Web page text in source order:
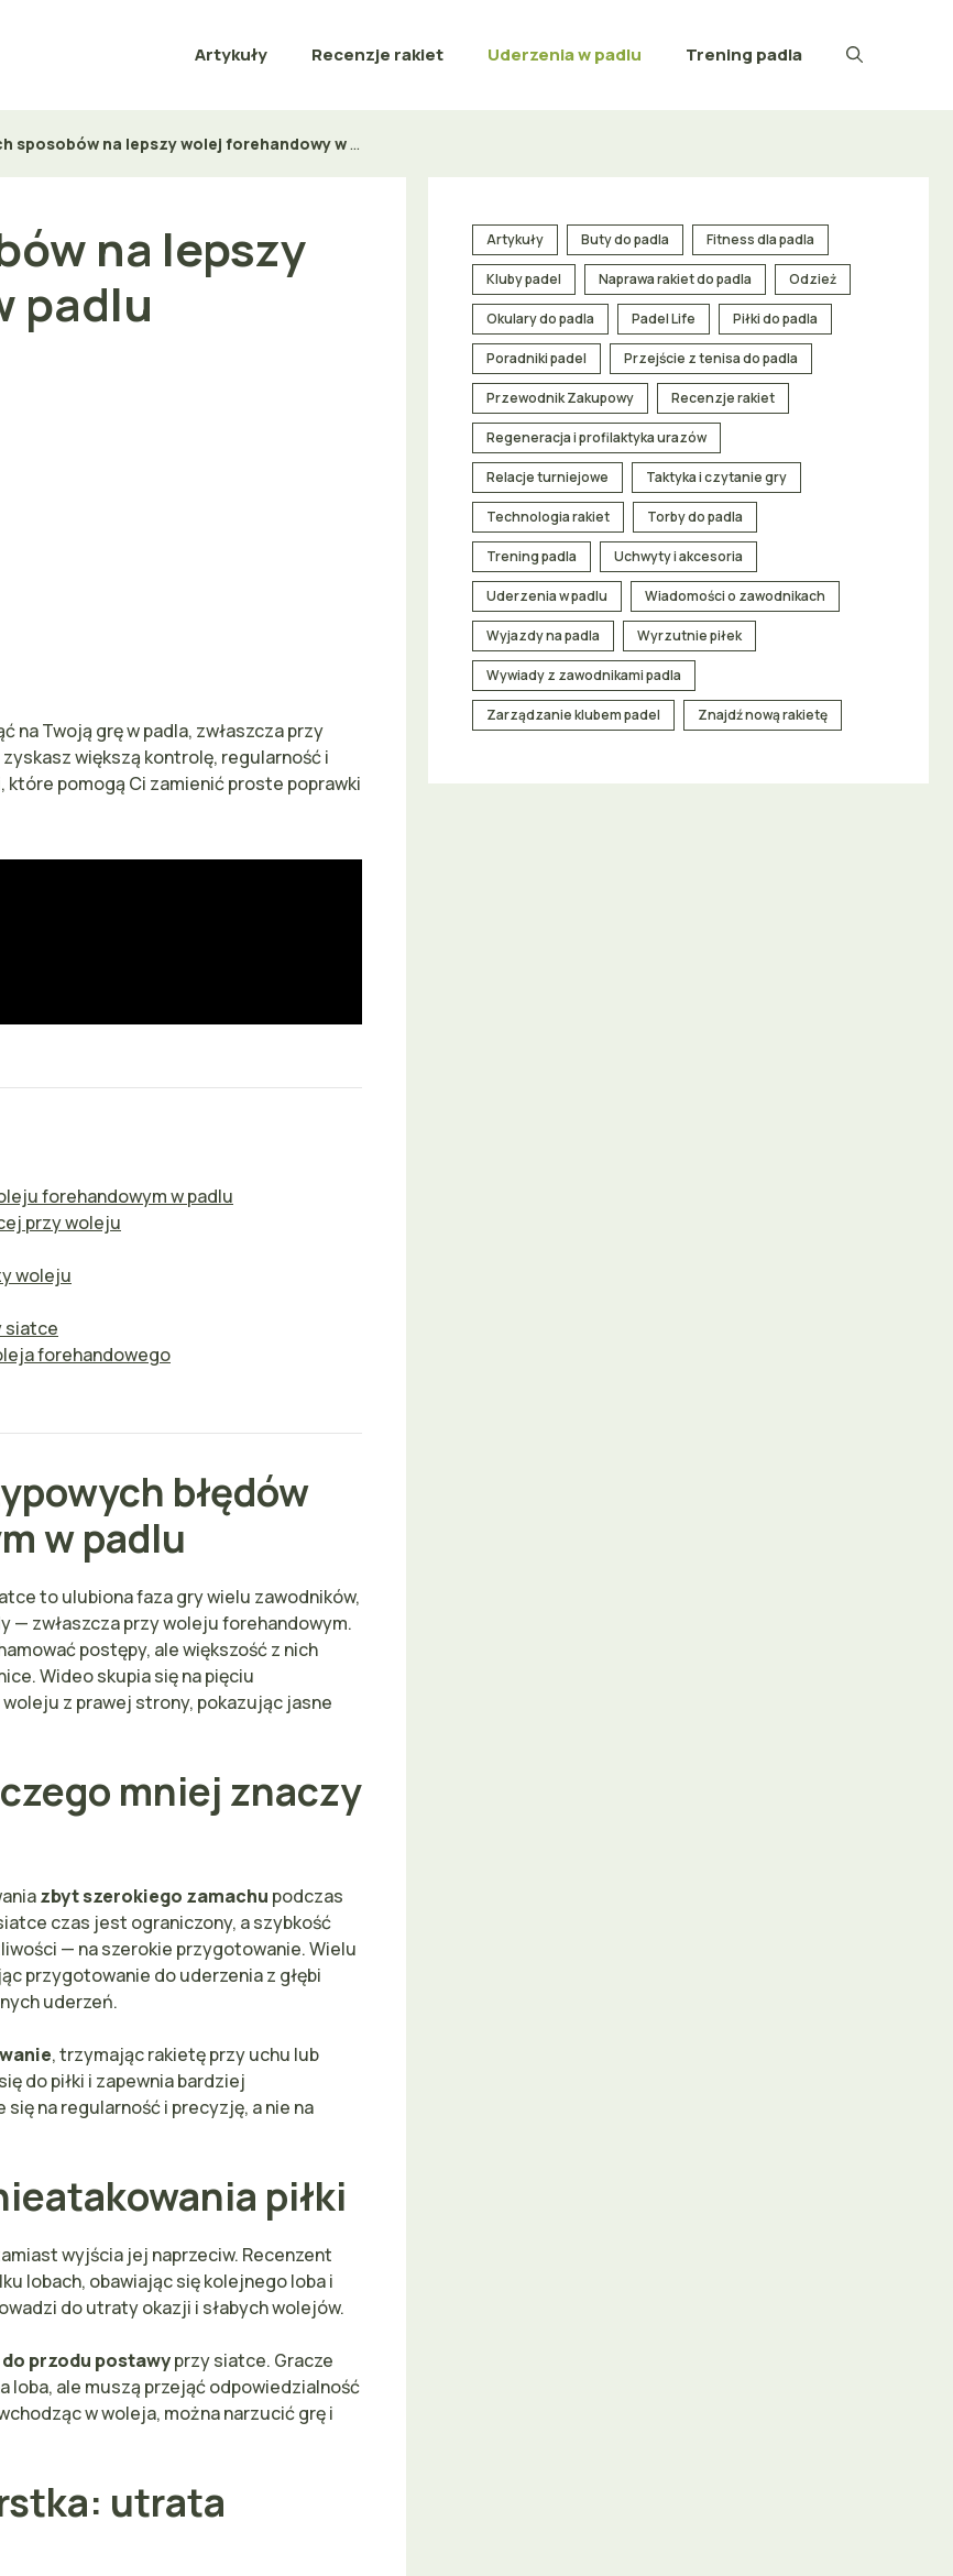
Artykuły Recenzje rakiet Uderzenia w padlu Trening padla
na lepszy wolej forehandowy w padlu
na lepszy
padlu
na Twoją grę w padla, zwłaszcza przy
większą kontrolę, regularność i
pomogą Ci zamienić proste poprawki
forehandowym w padlu
przy woleju
woleju
siatce
forehandowego
błędów
w padlu
to ulubiona faza gry wielu zawodników,
— zwłaszcza przy woleju forehandowym.
postępy, ale większość z nich
Wideo skupia się na pięciu
z prawej strony, pokazując jasne
mniej znaczy
zbyt szerokiego zamachu podczas
czas jest ograniczony, a szybkość
— na szerokie przygotowanie. Wielu
przygotowanie do uderzenia z głębi
uderzeń.
, trzymając rakietę przy uchu lub
do piłki i zapewnia bardziej
na regularność i precyzję, a nie na
piłki
wyjścia jej naprzeciw. Recenzent
lobach, obawiając się kolejnego loba i
do utraty okazji i słabych wolejów.
przodu postawyprzy siatce. Gracze
loba, ale muszą przejąć odpowiedzialność
w woleja, można narzucić grę i
utrata
Artykuły Buty do padla Fitness dla padla
Kluby padel Naprawa rakiet do padla Odzież
Okulary do padla Padel Life Piłki do padla
Poradniki padel Przejście z tenisa do padla
Przewodnik Zakupowy Recenzje rakiet
Regeneracja i profilaktyka urazów
Relacje turniejowe Taktyka i czytanie gry
Technologia rakiet Torby do padla
Trening padla Uchwyty i akcesoria
Uderzenia w padlu Wiadomości o zawodnikach
Wyjazdy na padla Wyrzutnie piłek
Wywiady z zawodnikami padla
Zarządzanie klubem padel Znajdź nową rakietę